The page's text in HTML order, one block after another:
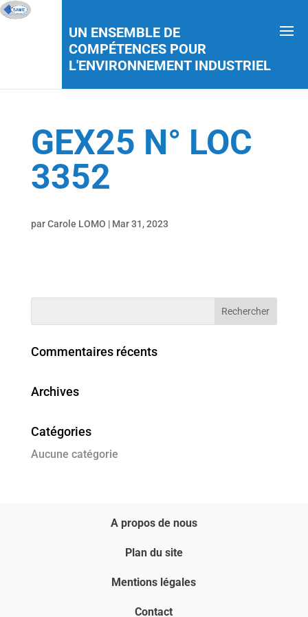
UN ENSEMBLE DE
COMPÉTENCES POUR
L'ENVIRONNEMENT INDUSTRIEL
GEX25 N° LOC
3352
parCarole LOMO | Mar 31, 2023
Commentaires récents
Archives
Catégories
Aucune catégorie
A propos de nous
Plan du site
Mentions légales
Contact